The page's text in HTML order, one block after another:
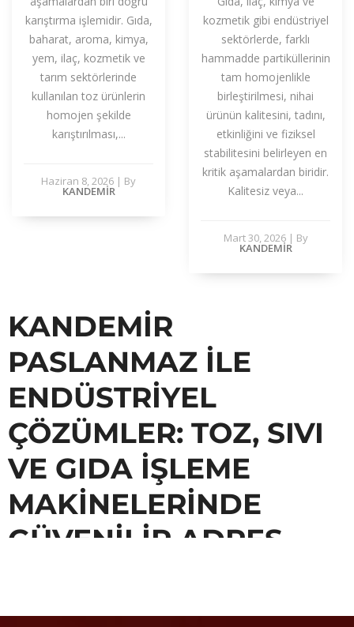
karıştırma işlemidir. Gıda,
baharat, aroma, kimya,
yem, ilaç, kozmetik ve
tarım sektörlerinde
kullanılan toz ürünlerin
homojen şekilde
karıştırılması,...
Haziran 8, 2026 | By
KANDEMIR
kozmetik gibi endüstriyel
sektörlerde, farklı
hammadde partiküllerinin
tam homojenlikle
birleştirilmesi, nihai
ürünün kalitesini, tadını,
etkinliğini ve fiziksel
stabilitesini belirleyen en
kritik aşamalardan biridir.
Kalitesiz veya...
Mart 30, 2026 | By
KANDEMIR
KANDEMIR
PASLANMAZ ILE
ENDÜSTRIYEL
ÇÖZÜMLER: TOZ, SIVI
VE GIDA İŞLEME
MAKINELERINDE
GÜVENILIR ADRES
ön planda olmuştur.Kandemir Paslanmaz, yıllardır geliştirdiği